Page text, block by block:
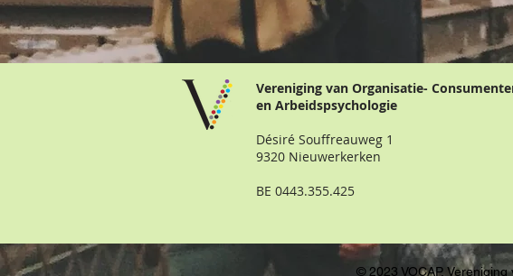
Vereniging van Organisatie-
en Arbeidspsychologie
Désiré Souffreauweg 1
9320 Nieuwerkerken
BE 0443.355.425
© 2023 VOCAP,